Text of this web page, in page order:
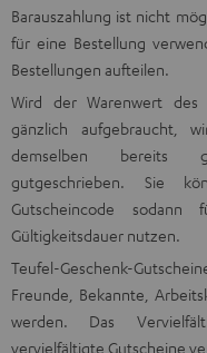
Barauszahlung ist nicht
für eine Bestellung
Bestellungen aufteilen.
Wird der Warenwert des
gänzlich aufgebraucht,
demselben bereits
gutgeschrieben. Sie
Gutscheincode
Gültigkeitsdauer nutzen.
Teufel-Geschenk-
Freunde, Bekannte,
werden. Das
vervielfältigte Gutscheine